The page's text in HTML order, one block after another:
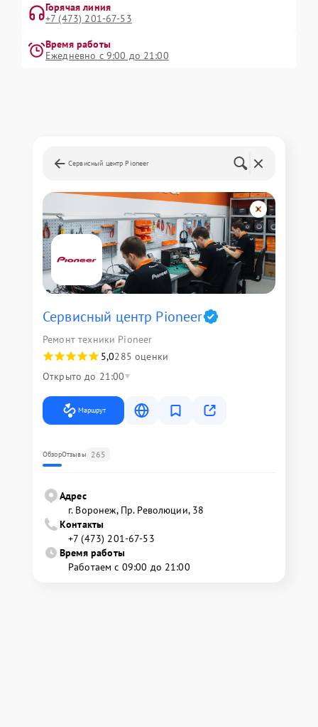
Горячая линия
+7 (473) 201-67-53
Время работы
Ежедневно с 9:00 до 21:00
Сервисный центр Pioneer
Сервисный центр Pioneer
Ремонт техники Pioneer
5,0285 оценки
Открыто до 21:00
Маршрут
ОбзорОтзывы 265
Адрес
г. Воронеж, Пр. Революции, 38
Контакты
+7 (473) 201-67-53
Время работы
Работаем с 09:00 до 21:00